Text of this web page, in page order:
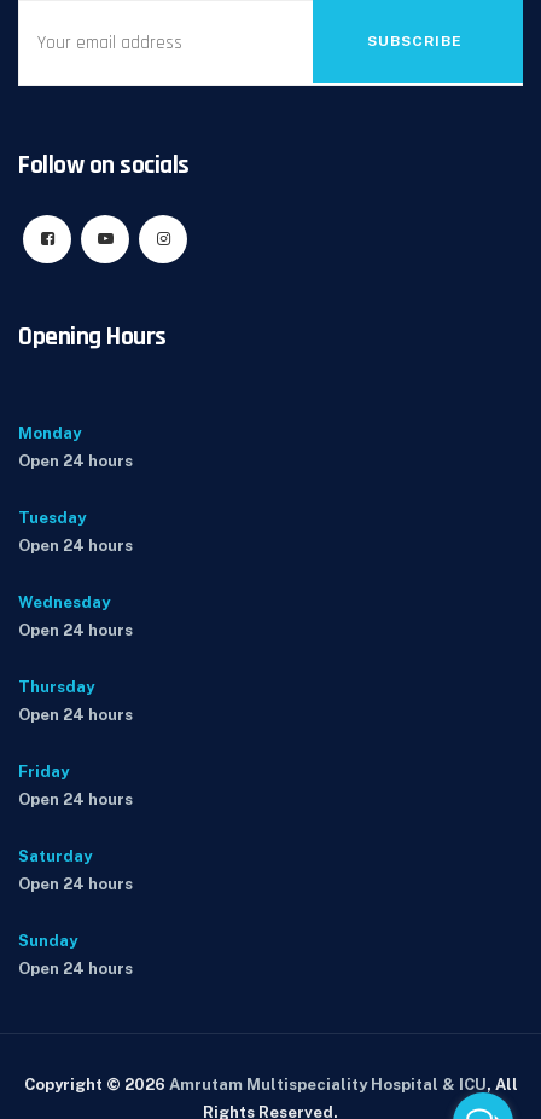
SUBSCRIBE
Follow on socials
Opening Hours
Monday
Open 24 hours
Tuesday
Open 24 hours
Wednesday
Open 24 hours
Thursday
Open 24 hours
Friday
Open 24 hours
Saturday
Open 24 hours
Sunday
Open 24 hours
Copyright © 2026 Amrutam Multispeciality Hospital & ICU, All
Rights Reserved.